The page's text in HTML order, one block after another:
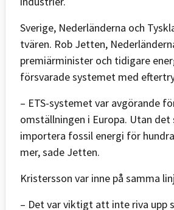
Sverige, Nederländerna och
tvären. Rob Jetten,
premiärminister och tidigare
försvarade systemet med
– ETS-systemet var avgörande
omställningen i Europa. Utan det
importera fossil energi för
mer, sade Jetten.
Kristersson var inne på samma
– Det var viktigt att inte riva upp